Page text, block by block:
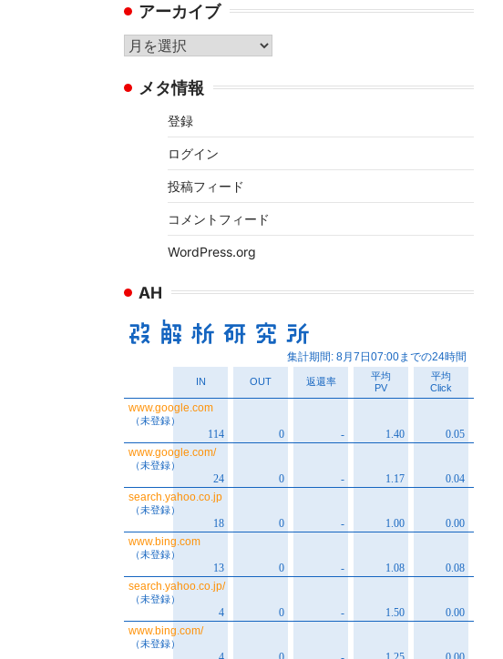
ゴ
リ
ー
アーカイブ
ア
カ メタ情報
登録
ログイン
投稿フィード
コメントフィード
WordPress.org
AH